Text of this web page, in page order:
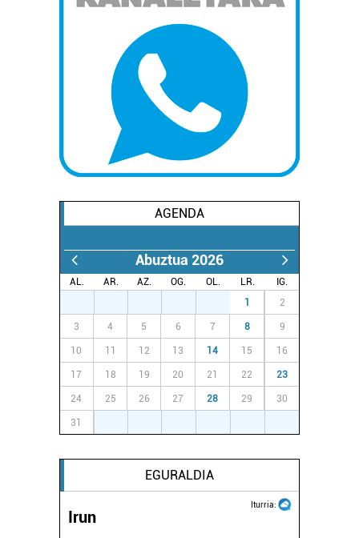
dezakezun ikusteko.
Lortu zure datu pertsonalak prozesatzeko moduari
buruzko informazio gehiago eta ezarri zure lehentasunak
datuen atalean. Edozein unetan alda edo ken dezakezu
zure baimena Cookieen adierazpenean.
Webgune honek cookie propioak eta hirugarrenen cookie-
fitxategiak erabiltzen ditu. Zure esperientzia eta
baliatzen gara. Ohar hau onartuz gero, teknologia hori
erabiltzeko baimen esplizitua ematen diguzu.Gehiago
AGENDA
Abuztua 2026
AL. AR. AZ. OG. OL. LR.
IG.
1 2
3 4 5 6 7 8 9
10 11 12 13 14 15 16
17 18 19 20 21 22 23
24 25 26 27 28 29 30
31
EGURALDIA
Iturria:
Irun